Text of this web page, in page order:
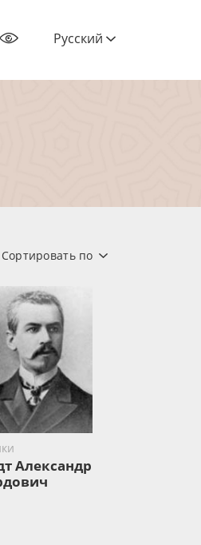
Русский
Сортировать по
Александр